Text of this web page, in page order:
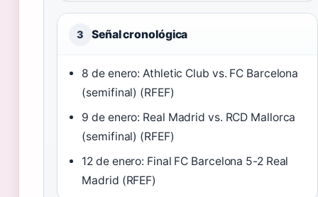
3 Señal cronológica
8 de enero: Athletic Club vs. FC Barcelona
(semifinal) (RFEF)
9 de enero: Real Madrid vs. RCD Mallorca
(semifinal) (RFEF)
12 de enero: Final FC Barcelona 5-2 Real
Madrid (RFEF)